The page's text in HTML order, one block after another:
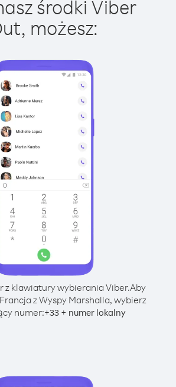
środki Viber
możesz:
z klawiatury wybierania Viber.Aby
z Wyspy Marshalla, wybierz
numer:+33 + numer lokalny